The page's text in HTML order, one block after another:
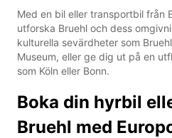
Med en bil eller transportbil från
utforska Bruehl och dess
kulturella sevärdheter som
Museum, eller ge dig ut på en
som Köln eller Bonn.
Boka din hyrbil
Bruehl med